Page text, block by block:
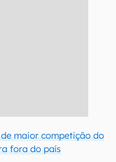
maior competição do
fora do país